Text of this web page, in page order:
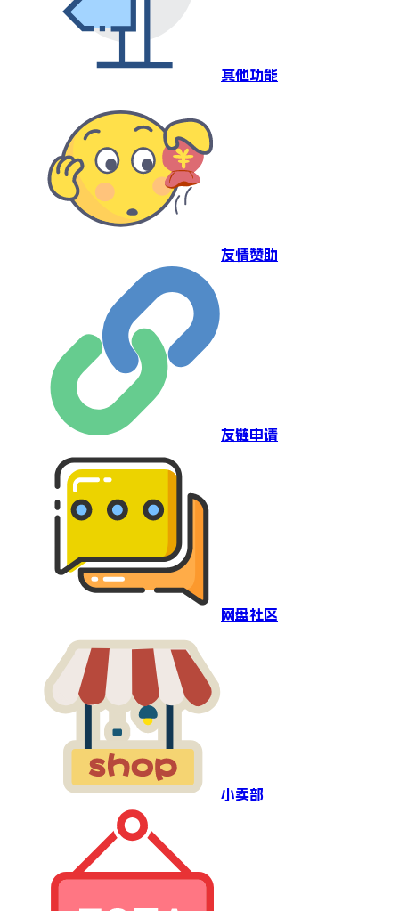
其他功能
友情赞助
友链申请
网盘社区
小卖部